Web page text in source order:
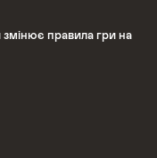
правила гри на